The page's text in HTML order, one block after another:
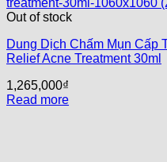
Out of stock
Dung Dịch Chấm Mụn Cấp
Relief Acne Treatment 30ml
1,265,000₫
Read more